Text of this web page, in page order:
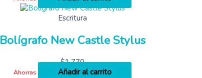
Escritura
Bolígrafo New Castle Stylus
$1,770
Ahorras
Añadir al carrito